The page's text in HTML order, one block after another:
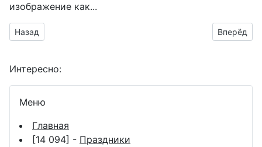
изображение как...
Предыдущий материал: молодёжь святое братство
Назад Вперёд
Интересно:
Меню
Главная
[14 094] - Праздники